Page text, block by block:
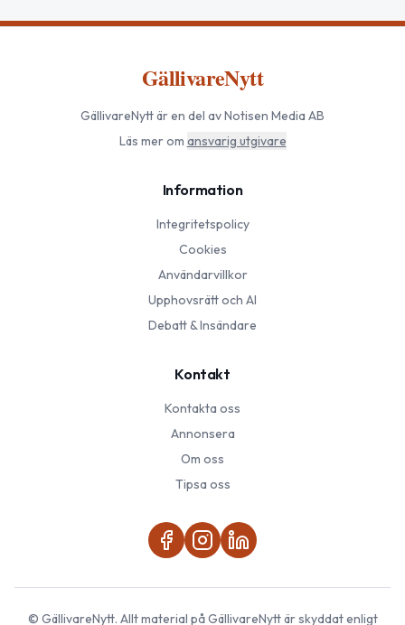
GällivareNytt
GällivareNyttär en del av Notisen Media AB
Läs mer om ansvarig utgivare
Information
Integritetspolicy
Cookies
Användarvillkor
Upphovsrätt och AI
Debatt & Insändare
Kontakt
Kontakta oss
Annonsera
Om oss
Tipsa oss
© GällivareNytt. Allt material påGällivareNyttär skyddat enligt